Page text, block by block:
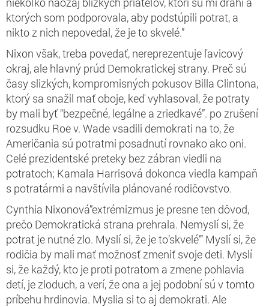
ktorých som podporovala, aby podstúpili potrat, a
nikto z nich nepovedal, že je to skvelé.”
Nixon však, treba povedať, nereprezentuje ľavicový
okraj, ale hlavný prúd Demokratickej strany. Preč sú
časy slizkých, kompromisných pokusov Billa Clintona,
ktorý sa snažil mať oboje, keď vyhlasoval, že potraty
by mali byť “bezpečné, legálne a zriedkavé”. po zrušení
rozsudku Roe v. Wade vsadili demokrati na to, že
Američania sú potratmi posadnutí rovnako ako oni.
Celé prezidentské preteky bez zábran viedli na
potratoch; Kamala Harrisová dokonca viedla kampaň
s potratármi a navštívila plánované rodičovstvo.
Cynthia Nixonová”extrémizmus je presne ten dôvod,
prečo Demokratická strana prehrala. Nemyslí si, že
potrat je nutné zlo. Myslí si, že je to’skvelé’” Myslí si, že
rodičia by mali mať možnosť zmeniť svoje deti. Myslí
si, že každý, kto je proti potratom a zmene pohlavia
detí, je zloduch, a verí, že ona a jej podobní sú v tomto
príbehu hrdinovia. Myslia si to aj demokrati. Ale